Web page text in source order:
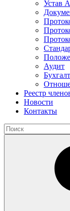
Устав
Аудит
Реестр
Новости
Контакты